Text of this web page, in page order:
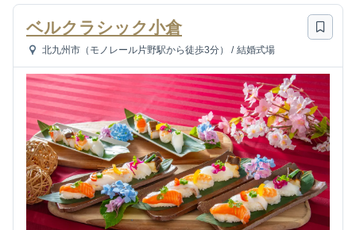
ベルクラシック小倉
北九州市（モノレール片野駅から徒歩3分） / 結婚式場